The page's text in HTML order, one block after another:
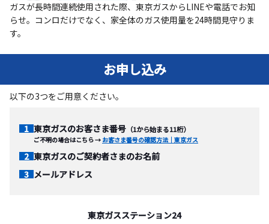
ガスが長時間連続使用された際、東京ガスからLINEや電話でお知
らせ。コンロだけでなく、家全体のガス使用量を24時間見守りま
す。
お申し込み
以下の3つをご用意ください。
東京ガスのお客さま番号 （1から始まる11桁）
ご不明の場合はこちら → お客さま番号の確認方法｜東京ガス
東京ガスのご契約者さまのお名前
メールアドレス
東京ガスステーション24